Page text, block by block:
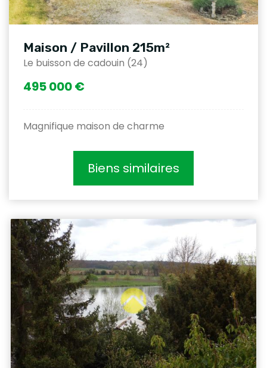
Maison / Pavillon 215m²
Le buisson de cadouin (24)
495 000 €
Magnifique maison de charme
Biens similaires